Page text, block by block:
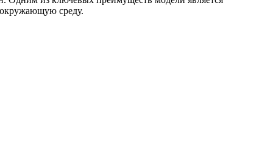
окружающую среду.